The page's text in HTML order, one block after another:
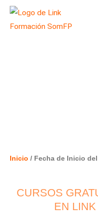
Inicio / Fecha de Inicio
CURSOS
EN